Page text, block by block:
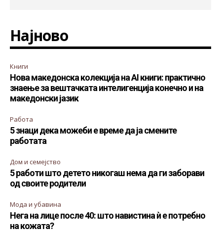
Најново
Книги
Нова македонска колекција на AI книги: практично
знаење за вештачката интелигенција конечно и на
македонски јазик
Работа
5 знаци дека можеби е време да ја смените
работата
Дом и семејство
5 работи што детето никогаш нема да ги заборави
од своите родители
Мода и убавина
Нега на лице после 40: што навистина ѝ е потребно
на кожата?